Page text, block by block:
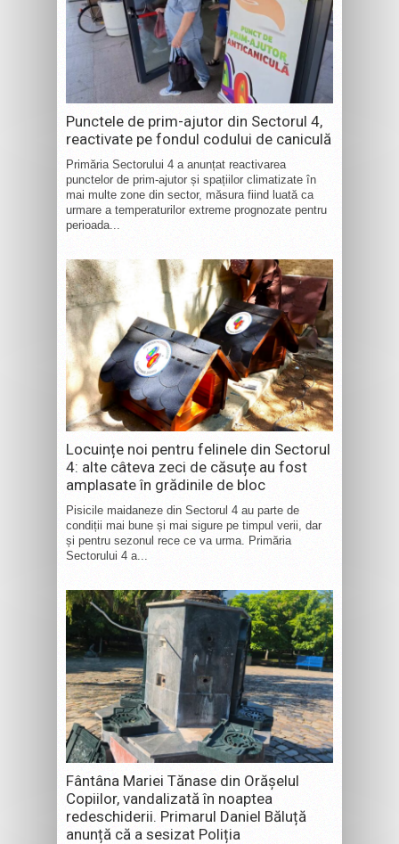
Punctele de prim-ajutor din Sectorul 4,
reactivate pe fondul codului de caniculă
Primăria Sectorului 4 a anunțat reactivarea
punctelor de prim-ajutor și spațiilor climatizate în
mai multe zone din sector, măsura fiind luată ca
urmare a temperaturilor extreme prognozate pentru
perioada...
Locuințe noi pentru felinele din Sectorul
4: alte câteva zeci de căsuțe au fost
amplasate în grădinile de bloc
Pisicile maidaneze din Sectorul 4 au parte de
condiții mai bune și mai sigure pe timpul verii, dar
și pentru sezonul rece ce va urma. Primăria
Sectorului 4 a...
Fântâna Mariei Tănase din Orășelul
Copiilor, vandalizată în noaptea
redeschiderii. Primarul Daniel Băluță
anunță că a sesizat Poliția